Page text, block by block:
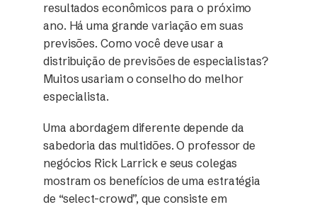
resultados econômicos para o próximo
ano. Há uma grande variação em suas
previsões. Como você deve usar a
distribuição de previsões de especialistas?
Muitos usariam o conselho do melhor
especialista.
Uma abordagem diferente depende da
sabedoria das multidões. O professor de
negócios Rick Larrick e seus colegas
mostram os benefícios de uma estratégia
de “select-crowd”, que consiste em